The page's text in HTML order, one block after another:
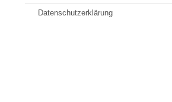
Datenschutzerklärung